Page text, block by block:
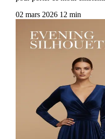
02 mars 2026 12 min